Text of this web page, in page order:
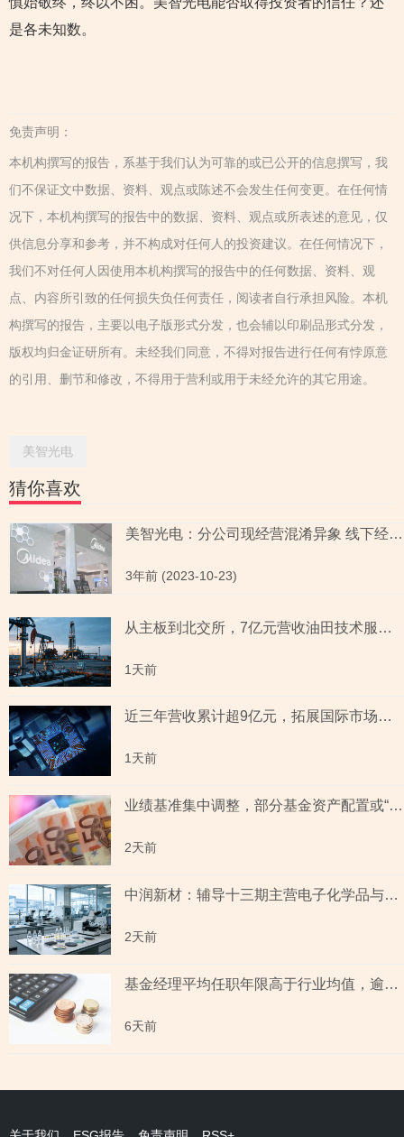
是各未知数。
免责声明：
本机构撰写的报告，系基于我们认为可靠的或已公开的信息撰写，我
们不保证文中数据、资料、观点或陈述不会发生任何变更。在任何情
况下，本机构撰写的报告中的数据、资料、观点或所表述的意见，仅
供信息分享和参考，并不构成对任何人的投资建议。在任何情况下，
我们不对任何人因使用本机构撰写的报告中的任何数据、资料、观
点、内容所引致的任何损失负任何责任，阅读者自行承担风险。本机
构撰写的报告，主要以电子版形式分发，也会辅以印刷品形式分发，
版权均归金证研所有。未经我们同意，不得对报告进行任何有悖原意
的引用、删节和修改，不得用于营利或用于未经允许的其它用途。
美智光电
猜你喜欢
美智光电：分公司现经营混淆异象 线下经销商的实控人“来自”关联方
3年前 (2023-10-23)
从主板到北交所，7亿元营收油田技术服务商两次撤单，募投项目必要性与核心技术竞争力遭“拷问”
1天前
近三年营收累计超9亿元，拓展国际市场背后外销收入合计六百余万元，辅导期间参与高校牵头的重点研发项目，大客户股东或与该高校人员“同名”
1天前
业绩基准集中调整，部分基金资产配置或“偏离”基准，最近一年末基金经理自持份额回落
2天前
中润新材：辅导十三期主营电子化学品与纳米材料 下游覆盖半导体与新能源电池赛道
2天前
基金经理平均任职年限高于行业均值，逾50只“迷你基”规模不足五千万元，半导体及芯片领涨背后相关主题新发基金或“寥寥”
6天前